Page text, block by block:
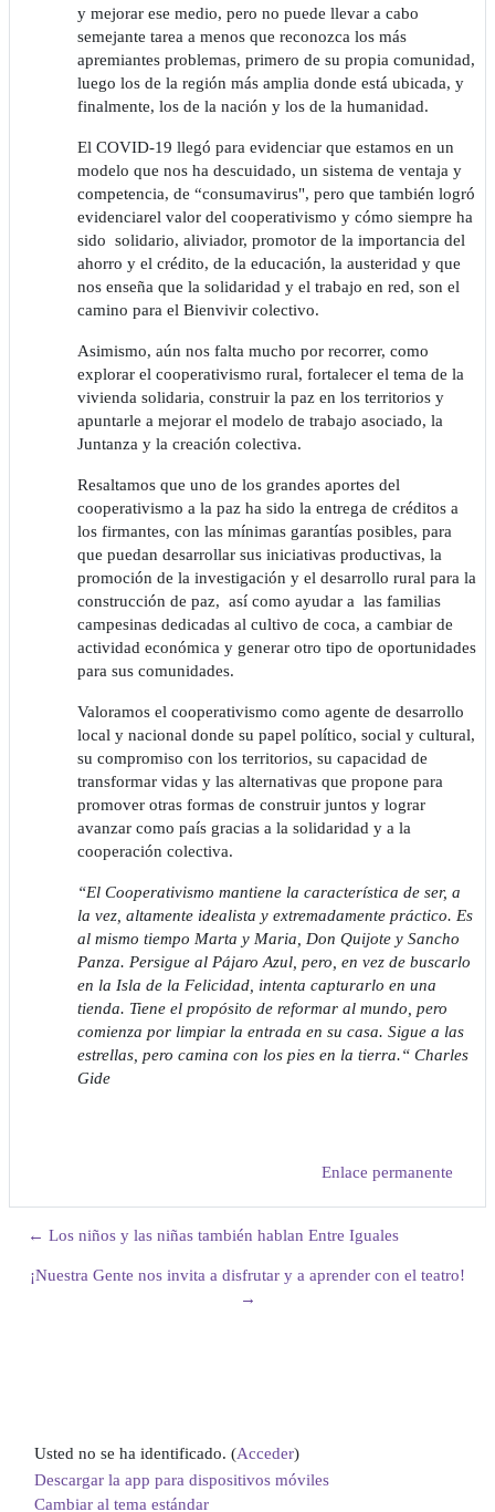
y mejorar ese medio, pero no puede llevar a cabo
semejante tarea a menos que reconozca los más
apremiantes problemas, primero de su propia comunidad,
luego los de la región más amplia donde está ubicada, y
finalmente, los de la nación y los de la humanidad.
El COVID-19 llegó para evidenciar que estamos en un
modelo que nos ha descuidado, un sistema de ventaja y
competencia, de “consumavirus", pero que también logró
evidenciarel valor del cooperativismo y cómo siempre ha
sido solidario, aliviador, promotor de la importancia del
ahorro y el crédito, de la educación, la austeridad y que
nos enseña que la solidaridad y el trabajo en red, son el
camino para el Bienvivir colectivo.
Asimismo, aún nos falta mucho por recorrer, como
explorar el cooperativismo rural, fortalecer el tema de la
vivienda solidaria, construir la paz en los territorios y
apuntarle a mejorar el modelo de trabajo asociado, la
Juntanza y la creación colectiva.
Resaltamos que uno de los grandes aportes del
cooperativismo a la paz ha sido la entrega de créditos a
los firmantes, con las mínimas garantías posibles, para
que puedan desarrollar sus iniciativas productivas, la
promoción de la investigación y el desarrollo rural para la
construcción de paz, así como ayudar a las familias
campesinas dedicadas al cultivo de coca, a cambiar de
actividad económica y generar otro tipo de oportunidades
para sus comunidades.
Valoramos el cooperativismo como agente de desarrollo
local y nacional donde su papel político, social y cultural,
su compromiso con los territorios, su capacidad de
transformar vidas y las alternativas que propone para
promover otras formas de construir juntos y lograr
avanzar como país gracias a la solidaridad y a la
cooperación colectiva.
“El Cooperativismo mantiene la característica de ser, a
la vez, altamente idealista y extremadamente práctico. Es
al mismo tiempo Marta y Maria, Don Quijote y Sancho
Panza. Persigue al Pájaro Azul, pero, en vez de buscarlo
en la Isla de la Felicidad, intenta capturarlo en una
tienda. Tiene el propósito de reformar al mundo, pero
comienza por limpiar la entrada en su casa. Sigue a las
estrellas, pero camina con los pies en la tierra.“ Charles
Gide
Enlace permanente
← Los niños y las niñas también hablan Entre Iguales
¡Nuestra Gente nos invita a disfrutar y a aprender con el teatro!
→
Usted no se ha identificado. (Acceder)
Descargar la app para dispositivos móviles
Cambiar al tema estándar